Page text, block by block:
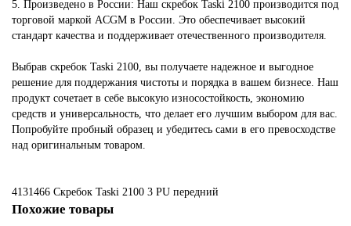
5. Произведено в России: Наш скребок Taski 2100 производится под
торговой маркой ACGM в России. Это обеспечивает высокий
стандарт качества и поддерживает отечественного производителя.
Выбрав скребок Taski 2100, вы получаете надежное и выгодное
решение для поддержания чистоты и порядка в вашем бизнесе. Наш
продукт сочетает в себе высокую износостойкость, экономию
средств и универсальность, что делает его лучшим выбором для вас.
Попробуйте пробный образец и убедитесь сами в его превосходстве
над оригинальным товаром.
4131466 Скребок Taski 2100 3 PU передний
Похожие товары